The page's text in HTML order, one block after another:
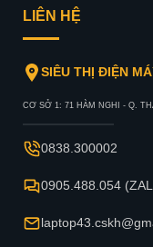
LIÊN HỆ
SIÊU THỊ ĐIỆN
CƠ SỞ 1: 71 HÀM NGHI - Q.
0838.300002
0905.488.054